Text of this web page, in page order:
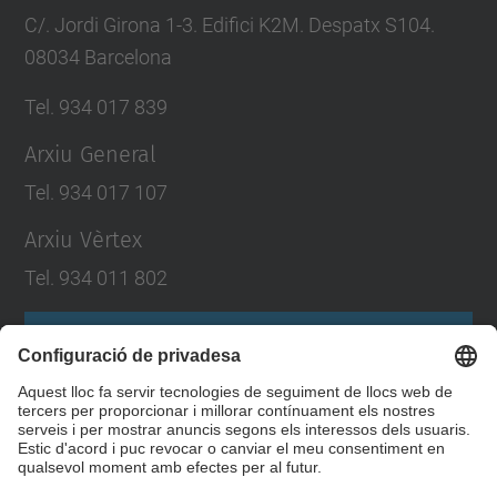
C/. Jordi Girona 1-3. Edifici K2M. Despatx S104.
08034 Barcelona
Tel. 934 017 839
Arxiu General
Tel. 934 017 107
Arxiu Vèrtex
Tel. 934 011 802
Formulari de contacte
Llista Xarxes Socials